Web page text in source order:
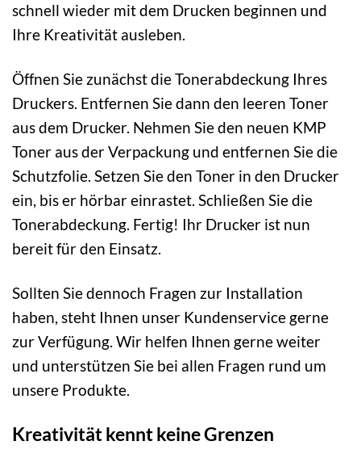
schnell wieder mit dem Drucken beginnen und
Ihre Kreativität ausleben.
Öffnen Sie zunächst die Tonerabdeckung Ihres
Druckers. Entfernen Sie dann den leeren Toner
aus dem Drucker. Nehmen Sie den neuen KMP
Toner aus der Verpackung und entfernen Sie die
Schutzfolie. Setzen Sie den Toner in den Drucker
ein, bis er hörbar einrastet. Schließen Sie die
Tonerabdeckung. Fertig! Ihr Drucker ist nun
bereit für den Einsatz.
Sollten Sie dennoch Fragen zur Installation
haben, steht Ihnen unser Kundenservice gerne
zur Verfügung. Wir helfen Ihnen gerne weiter
und unterstützen Sie bei allen Fragen rund um
unsere Produkte.
Kreativität kennt keine Grenzen